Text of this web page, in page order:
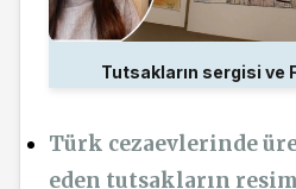
Tutsakların sergisi ve
Türk cezaevlerinde
eden tutsakların